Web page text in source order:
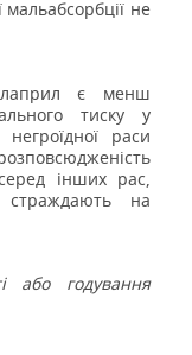
не
є менш
тиску у
раси
інших рас,
страждають на
або годування